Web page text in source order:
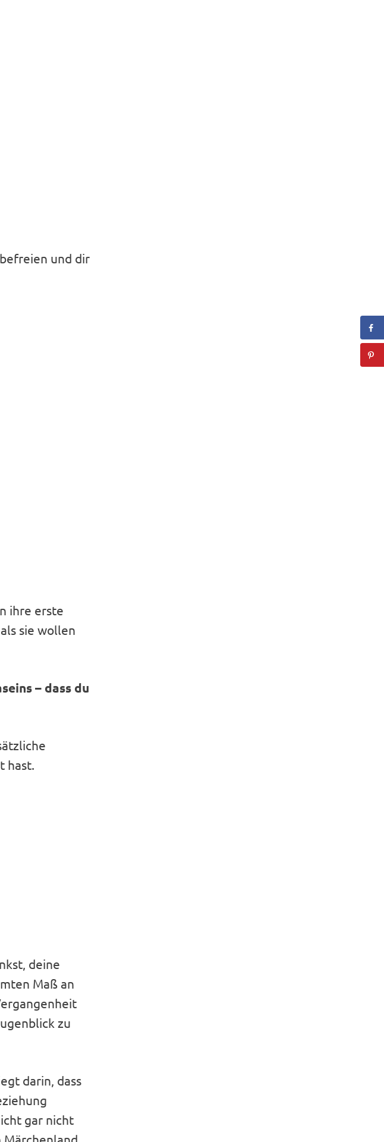
und dir
ihre erste
sie wollen
– dass du
hast.
deine
Maß an
zu
darin, dass
gar nicht